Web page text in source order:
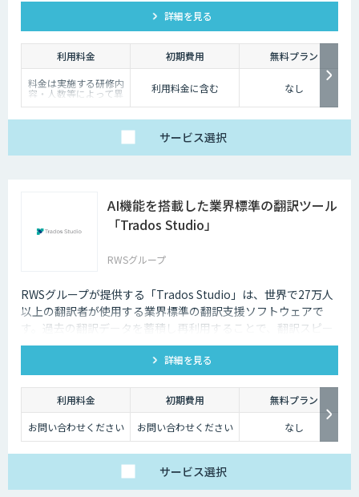
詳細を見る
利用料金 初期費用
無料プラン
料金は実施する研修内
容・人数等によって異
なります。まずはお気
利用料金に含む なし
サービス選択
AI機能を搭載した業界標準の翻訳ツール
「Trados Studio」
RWSグループ
RWSグループが提供する「Trados Studio」は、世界で27万人
以上の翻訳者が使用する業界標準の翻訳支援ソフトウェアで
す。過去の翻訳データを蓄積し再利用することで、翻訳スピー
ドと翻訳品質を向上します。またAI機能により、迅速にユーザ
ーの好みに応じた翻訳を出力することが可能です。
詳細を見る
利用料金 初期費用
無料プラン
お問い合わせください
お問い合わせください なし
サービス選択